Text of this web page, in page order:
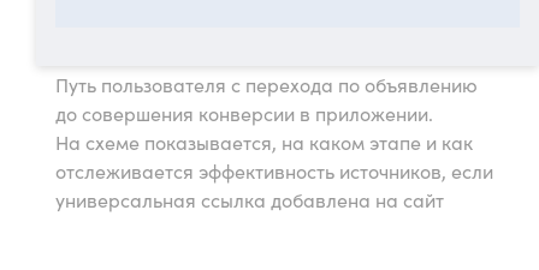
Путь пользователя с перехода по объявлению
до совершения конверсии в приложении.
На схеме показывается, на каком этапе и как
отслеживается эффективность источников, если
универсальная ссылка добавлена на сайт